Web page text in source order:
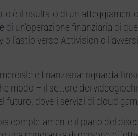
è il risultato di un
di un’operazione finanziaria di
o l’astio verso Activision o
e finanziaria: riguarda
modo – il settore dei
futuro, dove i servizi di cloud
completamente il piano del